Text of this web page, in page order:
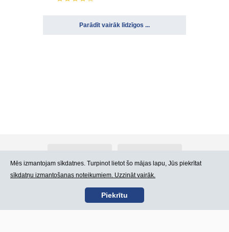
Parādīt vairāk līdzīgos ...
Kontakti Lietošanas noteikumi
Mēs izmantojam sīkdatnes. Turpinot lietot šo mājas lapu, Jūs piekrītat
sīkdatņu izmantošanas noteikumiem. Uzzināt vairāk.
Piekrītu